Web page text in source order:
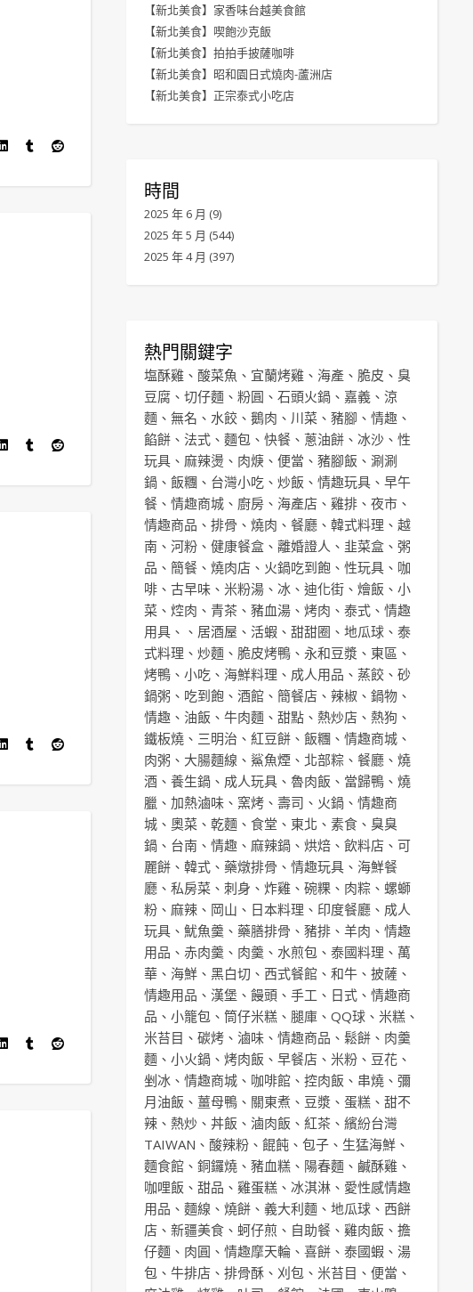
【新北美食】家香味台越美食館
【新北美食】喫飽沙克飯
【新北美食】拍拍手披薩咖啡
【新北美食】昭和園日式燒肉-蘆洲店
【新北美食】正宗泰式小吃店
時間
2025 年 6 月 (9)
2025 年 5 月 (544)
2025 年 4 月 (397)
熱門關鍵字
塩酥雞 、 酸菜魚 、 宜蘭烤雞 、 海產 、 脆皮 、 臭
豆腐 、 切仔麵 、 粉圓 、 石頭火鍋 、 嘉義 、 涼
麵 、 無名 、 水餃 、 鵝肉 、 川菜 、 豬腳 、 情趣 、
餡餅 、 法式 、 麵包 、 快餐 、 蔥油餅 、 冰沙 、 性
玩具 、 麻辣燙 、 肉焿 、 便當 、 豬腳飯 、 涮涮
鍋 、 飯糰 、 台灣小吃 、 炒飯 、 情趣玩具 、 早午
餐 、 情趣商城 、 廚房 、 海產店 、 雞排 、 夜市 、
情趣商品 、 排骨 、 燒肉 、 餐廳 、 韓式料理 、 越
南 、 河粉 、 健康餐盒 、 離婚證人 、 韭菜盒 、 粥
品 、 簡餐 、 燒肉店 、 火鍋吃到飽 、 性玩具 、 咖
啡 、 古早味 、 米粉湯 、 冰 、 迪化街 、 燴飯 、 小
菜 、 焢肉 、 青茶 、 豬血湯 、 烤肉 、 泰式 、 情趣
用具 、、 居酒屋 、 活蝦 、 甜甜圈 、 地瓜球 、 泰
式料理 、 炒麵 、 脆皮烤鴨 、 永和豆漿 、 東區 、
烤鴨 、 小吃 、 海鮮料理 、 成人用品 、 蒸餃 、 砂
鍋粥 、 吃到飽 、 酒館 、 簡餐店 、 辣椒 、 鍋物 、
情趣 、 油飯 、 牛肉麵 、 甜點 、 熱炒店 、 熱狗 、
鐵板燒 、 三明治 、 紅豆餅 、 飯糰 、 情趣商城 、
肉粥 、 大腸麵線 、 鯊魚煙 、 北部粽 、 餐廳 、 燒
酒 、 養生鍋 、 成人玩具 、 魯肉飯 、 當歸鴨 、 燒
臘 、 加熱滷味 、 窯烤 、 壽司 、 火鍋 、 情趣商
城 、 奧菜 、 乾麵 、 食堂 、 東北 、 素食 、 臭臭
鍋 、 台南 、 情趣 、 麻辣鍋 、 烘焙 、 飲料店 、 可
麗餅 、 韓式 、 藥燉排骨 、 情趣玩具 、 海鮮餐
廳 、 私房菜 、 刺身 、 炸雞 、 碗粿 、 肉粽 、 螺螄
粉 、 麻辣 、 岡山 、 日本料理 、 印度餐廳 、 成人
玩具 、 魷魚羹 、 藥膳排骨 、 豬排 、 羊肉 、 情趣
用品 、 赤肉羹 、 肉羹 、 水煎包 、 泰國料理 、 萬
華 、 海鮮 、 黑白切 、 西式餐館 、 和牛 、 披薩 、
情趣用品 、 漢堡 、 饅頭 、 手工 、 日式 、 情趣商
品 、 小籠包 、 筒仔米糕 、 腿庫 、 QQ球 、 米糕 、
米苔目 、 碳烤 、 滷味 、 情趣商品 、 鬆餅 、 肉羹
麵 、 小火鍋 、 烤肉飯 、 早餐店 、 米粉 、 豆花 、
剉冰 、 情趣商城 、 咖啡館 、 控肉飯 、 串燒 、 彌
月油飯 、 薑母鴨 、 關東煮 、 豆漿 、 蛋糕 、 甜不
辣 、 熱炒 、 丼飯 、 滷肉飯 、 紅茶 、 繽紛台灣
TAIWAN 、 酸辣粉 、 餛飩 、 包子 、 生猛海鮮 、
麵食館 、 銅鑼燒 、 豬血糕 、 陽春麵 、 鹹酥雞 、
咖哩飯 、 甜品 、 雞蛋糕 、 冰淇淋 、 愛性感情趣
用品 、 麵線 、 燒餅 、 義大利麵 、 地瓜球 、 西餅
店 、 新疆美食 、 蚵仔煎 、 自助餐 、 雞肉飯 、 擔
仔麵 、 肉圓 、 情趣摩天輪 、 喜餅 、 泰國蝦 、 湯
包 、 牛排店 、 排骨酥 、 刈包 、 米苔目 、 便當 、